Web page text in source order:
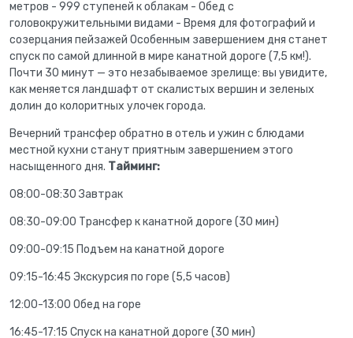
метров - 999 ступеней к облакам - Обед с
головокружительными видами - Время для фотографий и
созерцания пейзажей Особенным завершением дня станет
спуск по самой длинной в мире канатной дороге (7,5 км!).
Почти 30 минут — это незабываемое зрелище: вы увидите,
как меняется ландшафт от скалистых вершин и зеленых
долин до колоритных улочек города.
Вечерний трансфер обратно в отель и ужин с блюдами
местной кухни станут приятным завершением этого
насыщенного дня. Тайминг:
08:00-08:30 Завтрак
08:30-09:00 Трансфер к канатной дороге (30 мин)
09:00-09:15 Подъем на канатной дороге
09:15-16:45 Экскурсия по горе (5,5 часов)
12:00-13:00 Обед на горе
16:45-17:15 Спуск на канатной дороге (30 мин)